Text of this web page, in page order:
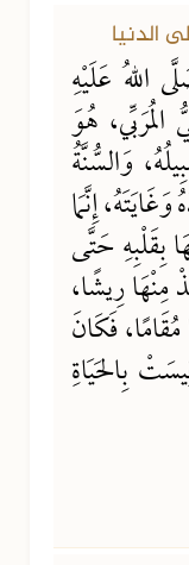
اللهُ عَلَيْهِ
هُوَ
وَالسُّنَّةُ
إِنَّمَا
حَتَّى
رِيشًا،
فَكَانَ
بِالحَيَاةِ